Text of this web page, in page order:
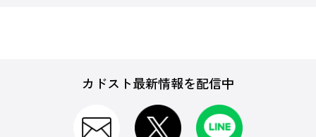
カドスト最新情報を配信中